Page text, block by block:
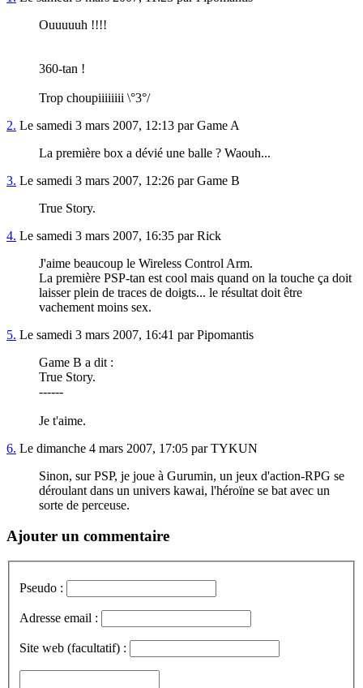
Ouuuuuh !!!!
360-tan !
Trop choupiiiiiiii \°3°/
2. Le samedi 3 mars 2007, 12:13 par Game A
La première box a dévié une balle ? Waouh...
3. Le samedi 3 mars 2007, 12:26 par Game B
True Story.
4. Le samedi 3 mars 2007, 16:35 par Rick
J'aime beaucoup le Wireless Control Arm.
La première PSP-tan est cool mais quand on la touche ça doit
laisser plein de traces de doigts... le résultat doit être
vachement moins sex.
5. Le samedi 3 mars 2007, 16:41 par Pipomantis
Game B a dit :
True Story.
------
Je t'aime.
6. Le dimanche 4 mars 2007, 17:05 par TYKUN
Sinon, sur PSP, je joue à Gurumin, un jeux d'action-RPG se
déroulant dans un univers kawai, l'héroïne se bat avec un
sorte de perceuse.
Ajouter un commentaire
Pseudo :
Adresse email :
Site web (facultatif) :